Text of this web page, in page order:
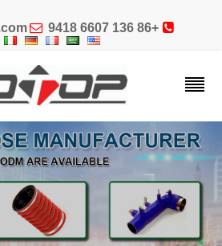

+86 136 6607 9418
